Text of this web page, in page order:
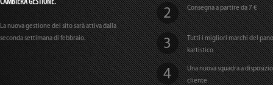
La nuova gestione del sito sarà attiva dalla
seconda settimana di febbraio.
Consegna a partire da 7 €
Tutti i migliori marchi del
kartistico
Una nuova squadra a
cliente